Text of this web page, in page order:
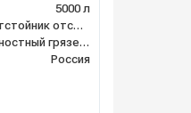
5000 л
Грязеотстойник отстойник для автомойки
Поверхностный грязеотстойник отстойник
Россия